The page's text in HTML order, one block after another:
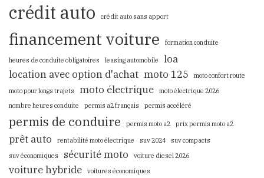
crédit auto crédit auto sans apport
financement voiture formation conduite
heures de conduite obligatoires leasing automobile
loa
location avec option d'achat moto 125
moto confort route
moto pour longs trajets
moto électrique
moto électrique 2026
nombre heures conduite
permis a2 français permis accéléré
permis de conduire permis moto a2 prix permis moto a2
prêt auto rentabilité moto électrique suv 2024
suv compacts
suv économiques
sécurité moto voiture diesel 2026
voiture hybride voitures économiques